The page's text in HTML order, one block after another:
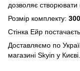
дозволяє створювати
Розмір комплекту:
Стінка Ейр
Доставляємо по
магазині Skyin у Києві.